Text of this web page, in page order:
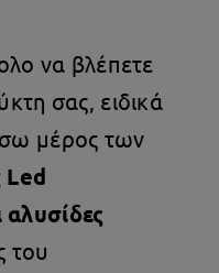
να βλέπετε
σας, ειδικά
μέρος των
του